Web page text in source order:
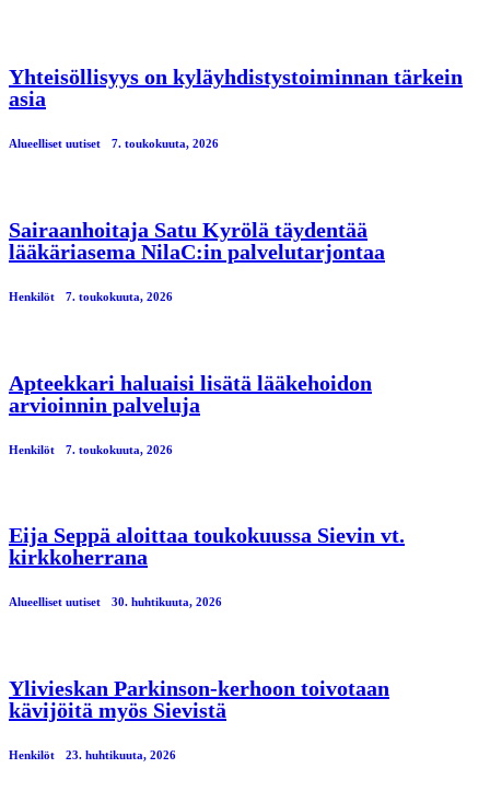
Yhteisöllisyys on kyläyhdistystoiminnan tärkein
asia
Alueelliset uutiset 7. toukokuuta, 2026
Sairaanhoitaja Satu Kyrölä täydentää
lääkäriasema NilaC:in palvelutarjontaa
Henkilöt 7. toukokuuta, 2026
Apteekkari haluaisi lisätä lääkehoidon
arvioinnin palveluja
Henkilöt 7. toukokuuta, 2026
Eija Seppä aloittaa toukokuussa Sievin vt.
kirkkoherrana
Alueelliset uutiset 30. huhtikuuta, 2026
Ylivieskan Parkinson-kerhoon toivotaan
kävijöitä myös Sievistä
Henkilöt 23. huhtikuuta, 2026